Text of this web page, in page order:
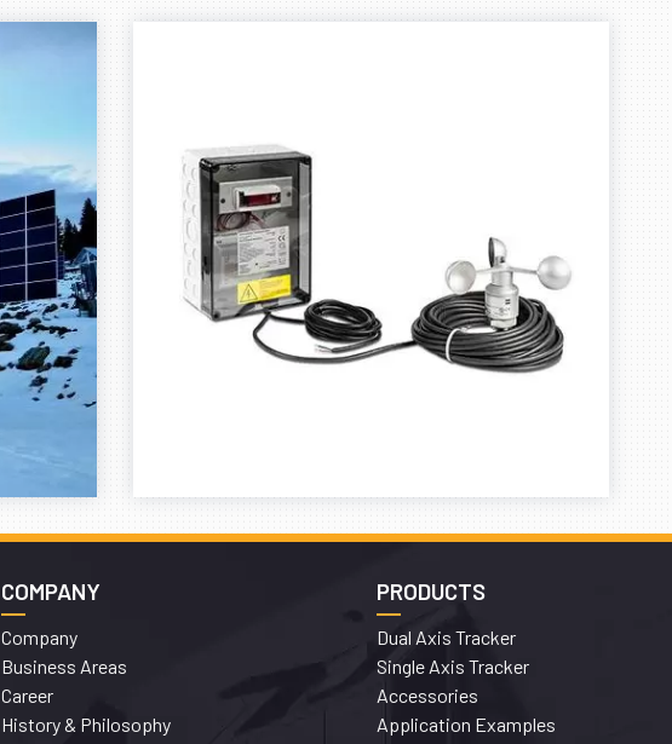
COMPANY
Company
Business Areas
Career
History & Philosophy
PRODUCTS
Dual Axis Tracker
Single Axis Tracker
Accessories
Application Examples